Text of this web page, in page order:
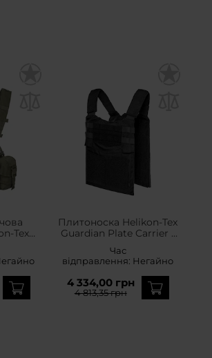
Tex
Плитоноска Helikon-Tex
Guardian Plate Carrier -
Час
відправлення: Негайно
4 334,00 грн
4 813,35 грн